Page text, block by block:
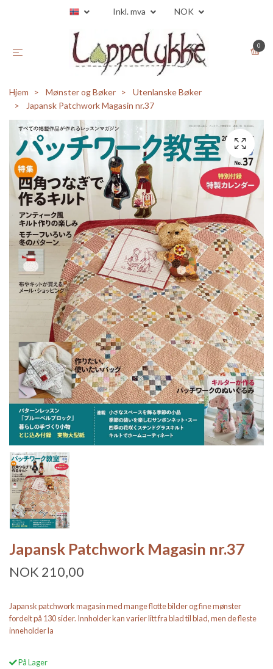
Inkl. mva NOK
0
Hjem Mønster og Bøker
Utenlanske Bøker
Japansk Patchwork Magasin nr.37
Japansk Patchwork Magasin nr.37
NOK 210,00
Japansk patchwork magasin med mange flotte bilder og fine mønster
fordelt på 130 sider. Innholder kan varier litt fra blad til blad, men de fleste
inneholder la
På Lager